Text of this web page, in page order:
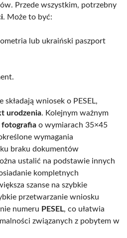
Przede wszystkim, potrzebny
. Może to być:
lub ukraiński paszport
wniosek o PESEL,
urodzenia. Kolejnym ważnym
fotografia o wymiarach 35×45
wymagania
braku dokumentów
ustalić na podstawie innych
kompletnych
szanse na szybkie
przetwarzanie wniosku
numeru PESEL, co ułatwia
związanych z pobytem w